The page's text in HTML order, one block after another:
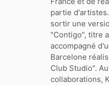
partie
sortir une
"Contigo", titre
accompagné
Barcelone
Club Studio".
collaborations,